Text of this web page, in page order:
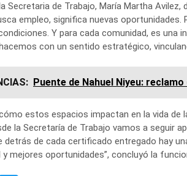
Secretaria de Trabajo, María Martha
empleo, significa nuevas
Y para cada comunidad, es una
con un sentido estratégico,
Puente de Nahuel Niyeu:
estos espacios impactan en la vida
la Secretaría de Trabajo vamos a seguir
detrás de cada certificado entregado hay
y mejores oportunidades”, concluyó la